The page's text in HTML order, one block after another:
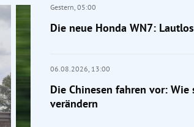
Gestern, 05:00
Die neue Honda WN7:
06.08.2026, 13:00
Die Chinesen fahren vor:
verändern